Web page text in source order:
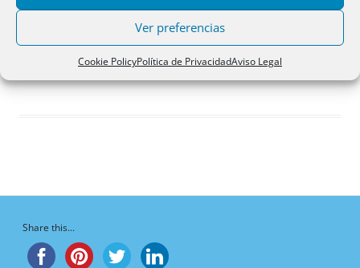
Ver preferencias
Cookie PolicyPolítica de PrivacidadAviso Legal
iniciados
¡Vaya, no hay debates aquí!
Share this...